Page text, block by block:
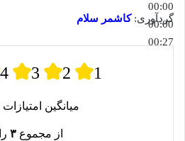
00:00
00:00
00:27
گردآوری:کاشمر سلام
4 3 2 1
میانگین امتیازات
از مجموع ۳